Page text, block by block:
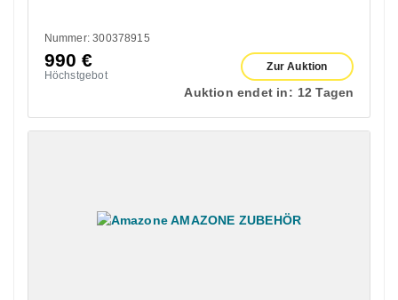
Nummer: 300378915
990€
Höchstgebot
Zur Auktion
Auktion endet in: 12 Tagen